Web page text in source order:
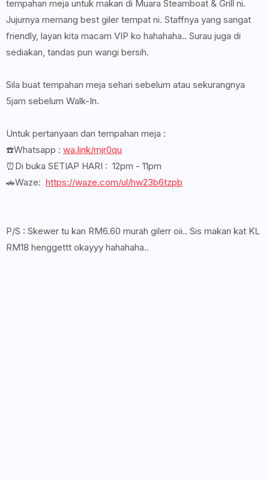
tempahan meja untuk makan di Muara Steamboat & Grill ni.
Jujurnya memang best giler tempat ni. Staffnya yang sangat
friendly, layan kita macam VIP ko hahahaha.. Surau juga di
sediakan, tandas pun wangi bersih.
Sila buat tempahan meja sehari sebelum atau sekurangnya
5jam sebelum Walk-In.
Untuk pertanyaan dan tempahan meja :
☎️Whatsapp : wa.link/mjr0qu
⏰Di buka SETIAP HARI : 12pm - 11pm
🚗Waze: https://waze.com/ul/hw23b6tzpb
P/S : Skewer tu kan RM6.60 murah gilerr oii.. Sis makan kat KL
RM18 henggettt okayyy hahahaha..